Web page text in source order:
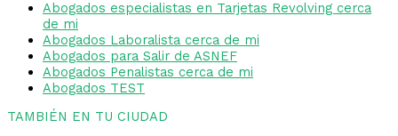
Abogados especialistas en Tarjetas Revolving cerca
de mi
Abogados Laboralista cerca de mi
Abogados para Salir de ASNEF
Abogados Penalistas cerca de mi
Abogados TEST
TAMBIÉN EN TU CIUDAD